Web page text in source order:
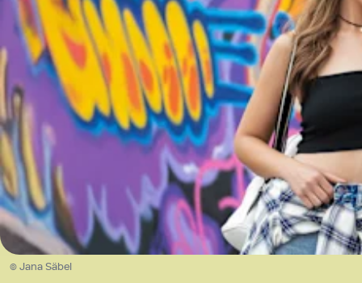
© Jana Säbel